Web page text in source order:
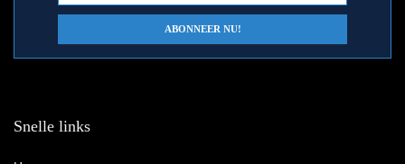
Snelle links